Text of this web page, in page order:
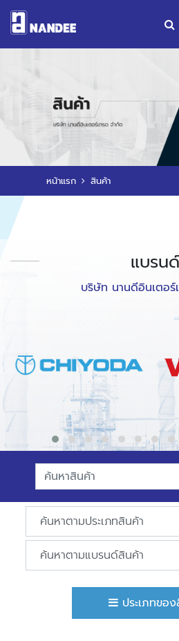
หน้าแรก สินค้า
แบรนด์
บริษัท นานดีอินเตอร์
ประเภทของ